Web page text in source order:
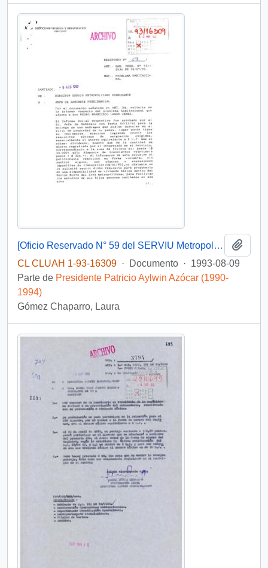
[Oficio Reservado N° 59 del SERVIU Metropolitano]
CL CLUAH 1-93-16309 · Documento · 1993-08-09
Parte de Presidente Patricio Aylwin Azócar (1990-
1994)
Gómez Chaparro, Laura